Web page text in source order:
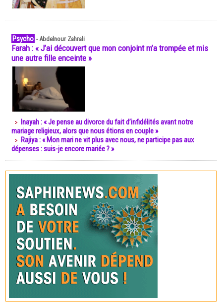
Psycho -Abdelnour Zahrali
Farah : « J’ai découvert que mon conjoint m’a trompée et mis
une autre fille enceinte »
Inayah : « Je pense au divorce du fait d’infidélités avant notre
mariage religieux, alors que nous étions en couple »
Rajiya : « Mon mari ne vit plus avec nous, ne participe pas aux
dépenses : suis-je encore mariée ? »